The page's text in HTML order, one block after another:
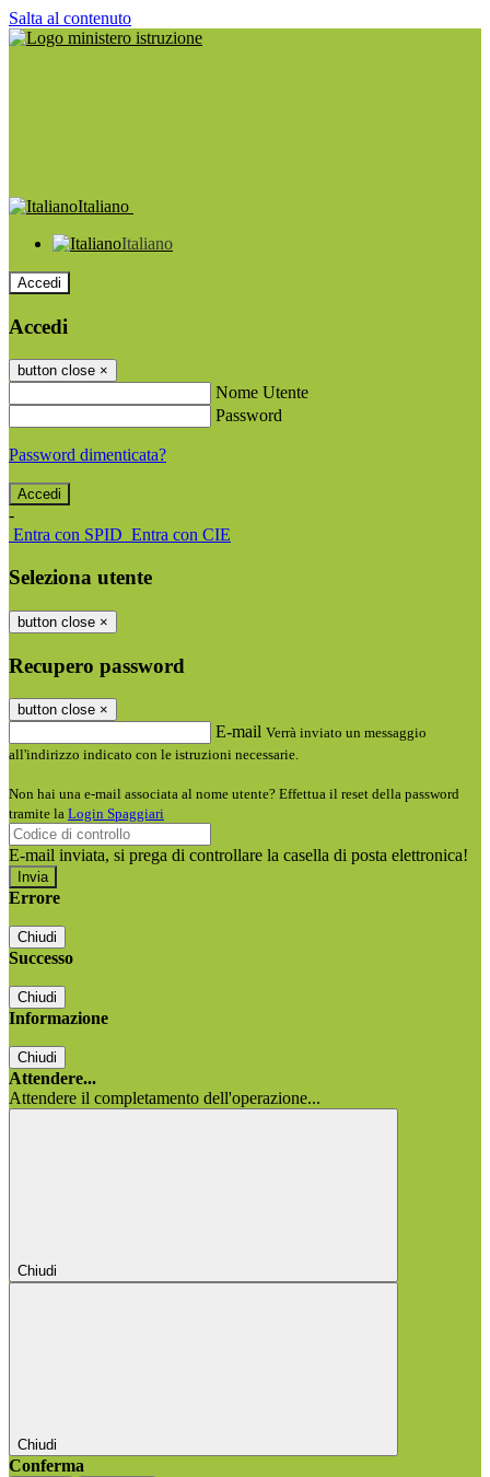
Salta al contenuto
Italiano
Italiano
Accedi
Accedi
button close ×
Nome Utente
Password
Password dimenticata?
-
Entra con SPID Entra con CIE
Seleziona utente
button close ×
Recupero password
button close ×
E-mail Verrà inviato un messaggio
all'indirizzo indicato con le istruzioni necessarie.
Non hai una e-mail associata al nome utente? Effettua il reset della password
tramite la Login Spaggiari
E-mail inviata, si prega di controllare la casella di posta elettronica!
Errore
Chiudi
Successo
Chiudi
Informazione
Chiudi
Attendere...
Attendere il completamento dell'operazione...
Chiudi
Chiudi
Conferma